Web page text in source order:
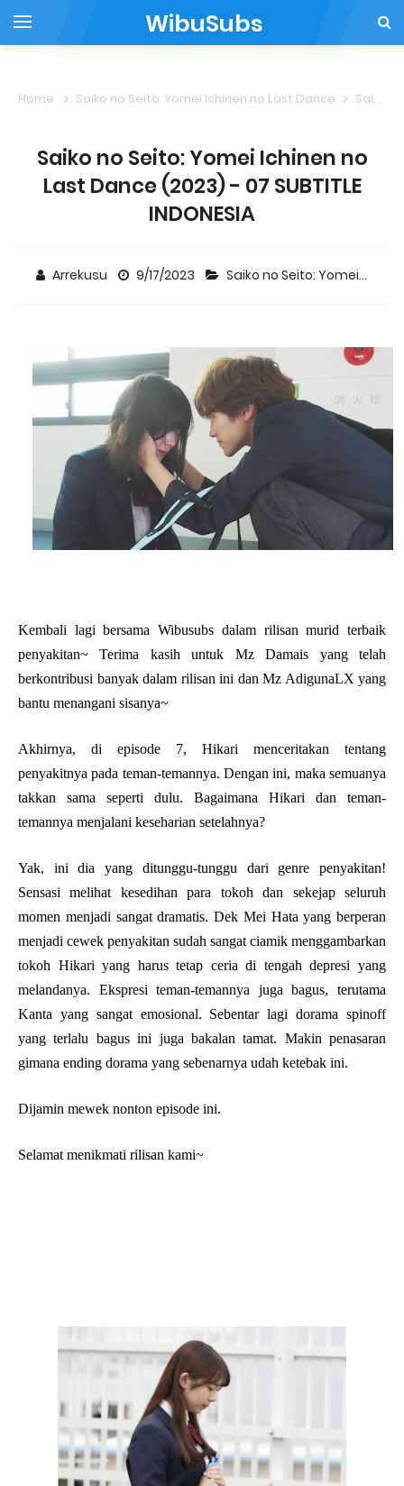
WibuSubs
Home Saiko no Seito: Yomei Ichinen no Last Dance Saiko no Seito: Yomei Ichinen no Last Dance (2023) - 07 SUBTITLE INDONESIA
Saiko no Seito: Yomei Ichinen no
Last Dance (2023) - 07 SUBTITLE
INDONESIA
Arrekusu 9/17/2023 Saiko no Seito: Yomei Ichinen no Last Dance
Kembali lagi bersama Wibusubs dalam rilisan murid terbaik
penyakitan~ Terima kasih untuk Mz Damais yang telah
berkontribusi banyak dalam rilisan ini dan Mz AdigunaLX yang
bantu menangani sisanya~
Akhirnya, di episode 7, Hikari menceritakan tentang
penyakitnya pada teman-temannya. Dengan ini, maka semuanya
takkan sama seperti dulu. Bagaimana Hikari dan teman-
temannya menjalani keseharian setelahnya?
Yak, ini dia yang ditunggu-tunggu dari genre penyakitan!
Sensasi melihat kesedihan para tokoh dan sekejap seluruh
momen menjadi sangat dramatis. Dek Mei Hata yang berperan
menjadi cewek penyakitan sudah sangat ciamik menggambarkan
tokoh Hikari yang harus tetap ceria di tengah depresi yang
melandanya. Ekspresi teman-temannya juga bagus, terutama
Kanta yang sangat emosional. Sebentar lagi dorama spinoff
yang terlalu bagus ini juga bakalan tamat. Makin penasaran
gimana ending dorama yang sebenarnya udah ketebak ini.
Dijamin mewek nonton episode ini.
Selamat menikmati rilisan kami~